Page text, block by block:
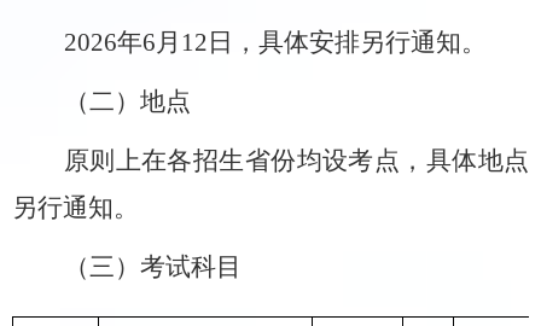
2026年6 月 12 日，具体安排另行通知。
（二）地点
原则上在各招生省份均设考点，具体地点
另行通知。
（三）考试科目